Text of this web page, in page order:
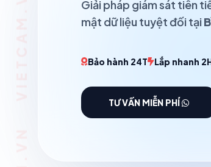
Giải pháp giám sát tiên
mật dữ liệu tuyệt đối tại
Bảo hành 24T Lắp nhanh
TƯ VẤN MIỄN PHÍ